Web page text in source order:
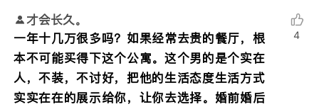
才会长久。
一年十几万很多吗？如果经常去贵的餐厅，根
本不可能买得下这个公寓。这个男的是个实在
人，不装，不讨好，把他的生活态度生活方式
实实在在的展示给你，让你去选择。婚前婚后
4